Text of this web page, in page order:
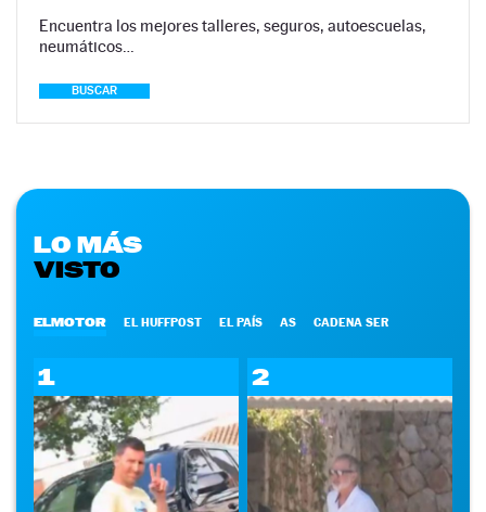
Encuentra los mejores talleres, seguros, autoescuelas,
neumáticos…
BUSCAR
LO MÁS
VISTO
ELMOTOR EL HUFFPOST EL PAÍS AS CADENA SER
1 2